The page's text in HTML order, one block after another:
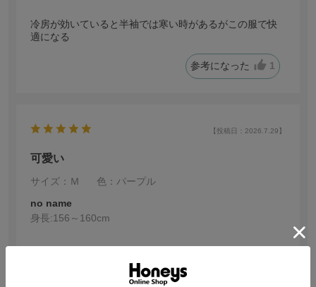
冷房が効いていると半袖では寒い時があるがこの服で快
適になる
参考になった 1
【投稿日：2026.7.29】
可愛い
サイズ：Ｍ
色：パープル
no name
身長:156～160cm